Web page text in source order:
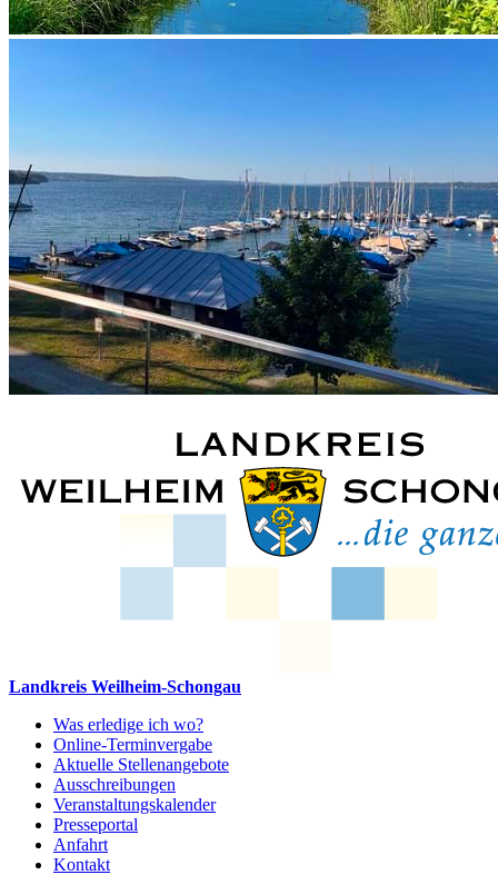
Landkreis Weilheim-Schongau
Was erledige ich wo?
Online-Terminvergabe
Aktuelle Stellenangebote
Ausschreibungen
Veranstaltungskalender
Presseportal
Anfahrt
Kontakt